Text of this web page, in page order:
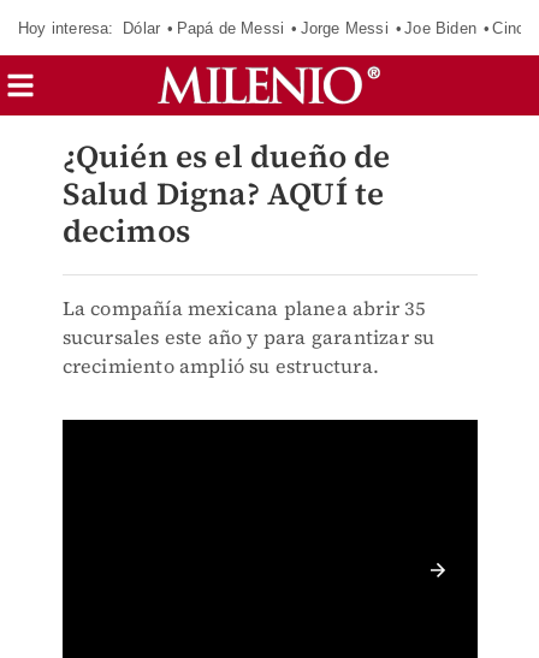
Hoy interesa: Dólar Papá de Messi Jorge Messi Joe Biden
¿Quién es el dueño de
Salud Digna? AQUÍ te
decimos
La compañía mexicana planea abrir 35
sucursales este año y para garantizar su
crecimiento amplió su estructura.